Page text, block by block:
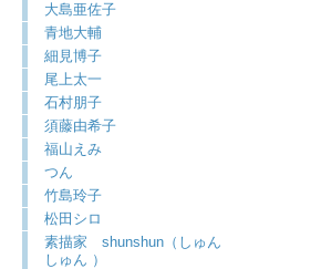
大島亜佐子
青地大輔
細見博子
尾上太一
石村朋子
須藤由希子
福山えみ
つん
竹島玲子
松田シロ
素描家 shunshun（しゅん
しゅん ）